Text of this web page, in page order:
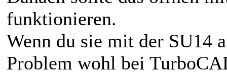
funktionieren.
Wenn du sie mit der SU14
Problem wohl bei